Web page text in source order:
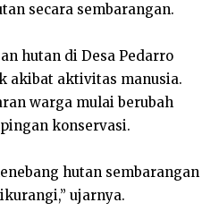
secara sembarangan.
hutan di Desa Pedarro
akibat aktivitas manusia.
warga mulai berubah
konservasi.
hutan sembarangan
ujarnya.